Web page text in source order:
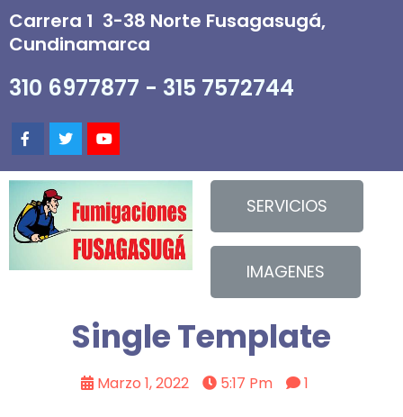
Carrera 1 3-38 Norte Fusagasugá,
Cundinamarca
310 6977877 - 315 7572744
SERVICIOS
IMAGENES
Single Template
Marzo 1, 2022 5:17 Pm 1